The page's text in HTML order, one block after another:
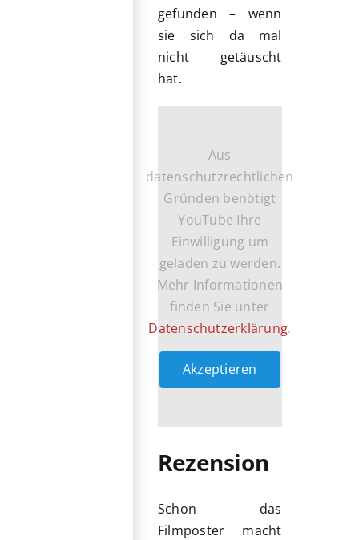
gefunden – wenn
sie sich da mal
nicht getäuscht
hat.
Aus
datenschutzrechtlichen
Gründen benötigt
YouTube Ihre
Einwilligung um
geladen zu werden.
Mehr Informationen
finden Sie unter
Datenschutzerklärung.
Akzeptieren
Rezension
Schon das
Filmposter macht